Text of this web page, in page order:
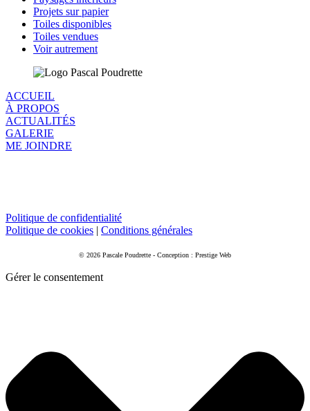
Projets sur papier
Toiles disponibles
Toiles vendues
Voir autrement
ACCUEIL
À PROPOS
ACTUALITÉS
GALERIE
ME JOINDRE
Politique de confidentialité
Politique de cookies | Conditions générales
© 2026 Pascale Poudrette - Conception : Prestige Web
Gérer le consentement